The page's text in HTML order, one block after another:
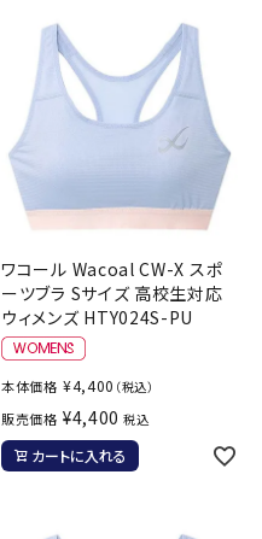
ワコール Wacoal CW-X スポ
ーツブラ Sサイズ 高校生対応
ウィメンズ HTY024S-PU
本体価格 ¥4,400 （税込）
販売価格 ¥4,400 税込
カートに入れる